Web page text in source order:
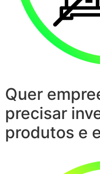
Quer
precisar
produtos e